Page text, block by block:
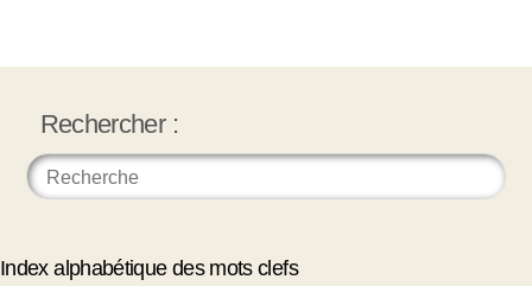
Rechercher :
Index alphabétique des mots clefs